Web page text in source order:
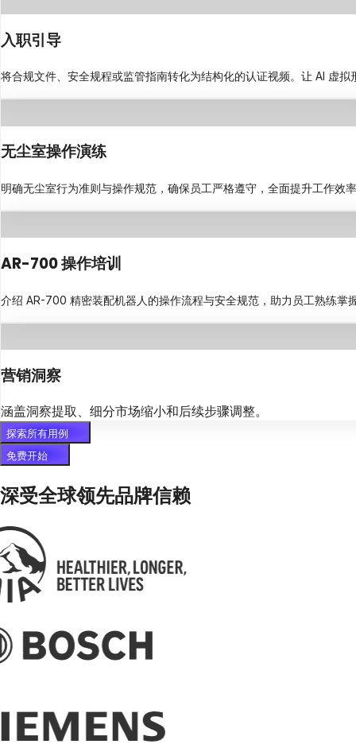
入职引导
将合规文件、安全规程或监管指南转化为结构化的认证视频。让 AI 虚
无尘室操作演练
明确无尘室行为准则与操作规范，确保员工严格遵守，全面提升工作效
AR-700 操作培训
介绍 AR-700 精密装配机器人的操作流程与安全规范，助力员工熟练掌
营销洞察
涵盖洞察提取、细分市场缩小和后续步骤调整。
探索所有用例
免费开始
深受全球领先品牌信赖